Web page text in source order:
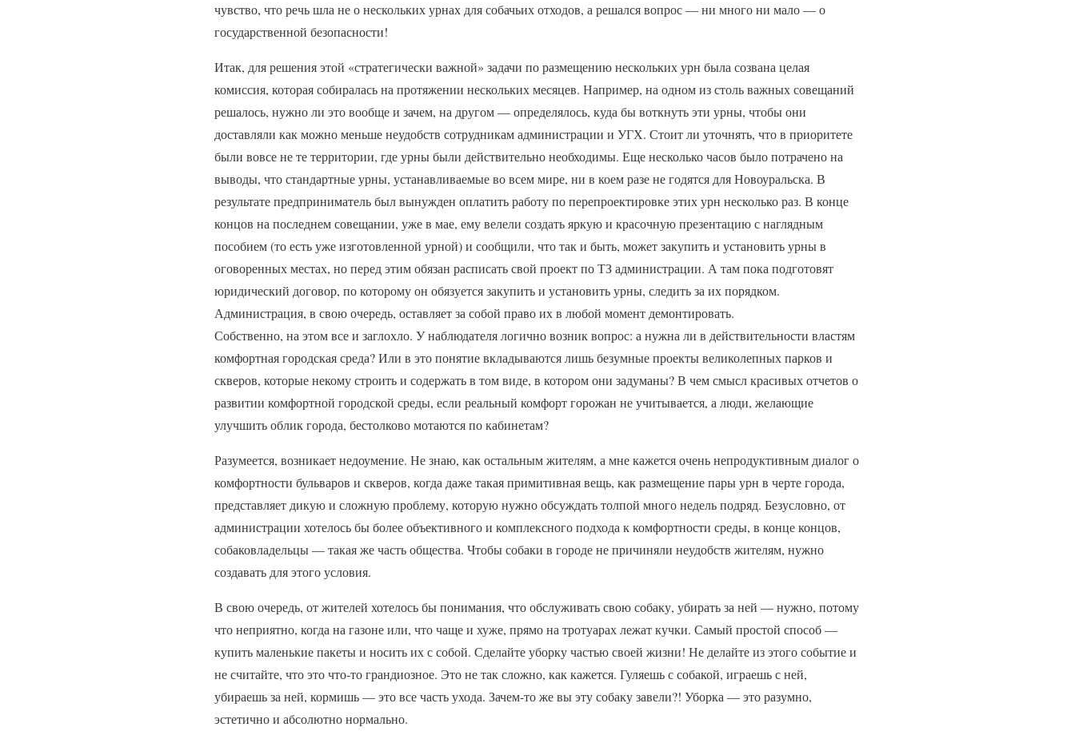
чувство, что речь шла не о нескольких урнах для собачьих отходов, а решался вопрос — ни много ни мало — о
государственной безопасности!
Итак, для решения этой «стратегически важной» задачи по размещению нескольких урн была созвана целая
комиссия, которая собиралась на протяжении нескольких месяцев. Например, на одном из столь важных совещаний
решалось, нужно ли это вообще и зачем, на другом — определялось, куда бы воткнуть эти урны, чтобы они
доставляли как можно меньше неудобств сотрудникам администрации и УГХ. Стоит ли уточнять, что в приоритете
были вовсе не те территории, где урны были действительно необходимы. Еще несколько часов было потрачено на
выводы, что стандартные урны, устанавливаемые во всем мире, ни в коем разе не годятся для Новоуральска. В
результате предприниматель был вынужден оплатить работу по перепроектировке этих урн несколько раз. В конце
концов на последнем совещании, уже в мае, ему велели создать яркую и красочную презентацию с наглядным
пособием (то есть уже изготовленной урной) и сообщили, что так и быть, может закупить и установить урны в
оговоренных местах, но перед этим обязан расписать свой проект по ТЗ администрации. А там пока подготовят
юридический договор, по которому он обязуется закупить и установить урны, следить за их порядком.
Администрация, в свою очередь, оставляет за собой право их в любой момент демонтировать.
Собственно, на этом все и заглохло. У наблюдателя логично возник вопрос: а нужна ли в действительности властям
комфортная городская среда? Или в это понятие вкладываются лишь безумные проекты великолепных парков и
скверов, которые некому строить и содержать в том виде, в котором они задуманы? В чем смысл красивых отчетов о
развитии комфортной городской среды, если реальный комфорт горожан не учитывается, а люди, желающие
улучшить облик города, бестолково мотаются по кабинетам?
Разумеется, возникает недоумение. Не знаю, как остальным жителям, а мне кажется очень непродуктивным диалог о
комфортности бульваров и скверов, когда даже такая примитивная вещь, как размещение пары урн в черте города,
представляет дикую и сложную проблему, которую нужно обсуждать толпой много недель подряд. Безусловно, от
администрации хотелось бы более объективного и комплексного подхода к комфортности среды, в конце концов,
собаковладельцы — такая же часть общества. Чтобы собаки в городе не причиняли неудобств жителям, нужно
создавать для этого условия.
В свою очередь, от жителей хотелось бы понимания, что обслуживать свою собаку, убирать за ней — нужно, потому
что неприятно, когда на газоне или, что чаще и хуже, прямо на тротуарах лежат кучки. Самый простой способ —
купить маленькие пакеты и носить их с собой. Сделайте уборку частью своей жизни! Не делайте из этого событие и
не считайте, что это что-то грандиозное. Это не так сложно, как кажется. Гуляешь с собакой, играешь с ней,
убираешь за ней, кормишь — это все часть ухода. Зачем-то же вы эту собаку завели?! Уборка — это разумно,
эстетично и абсолютно нормально.